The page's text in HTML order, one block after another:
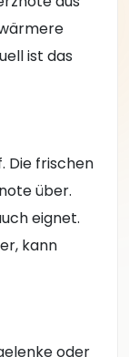
ist das
Die frischen
über.
eignet.
kann
oder